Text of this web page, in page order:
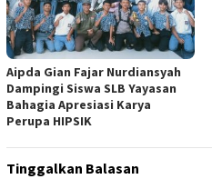
Aipda Gian Fajar Nurdiansyah
Dampingi Siswa SLB Yayasan
Bahagia Apresiasi Karya
Perupa HIPSIK
Tinggalkan Balasan